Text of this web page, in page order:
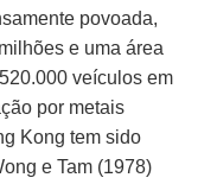
povoada,
e uma área
veículos em
por metais
Kong tem sido
e Tam (1978)